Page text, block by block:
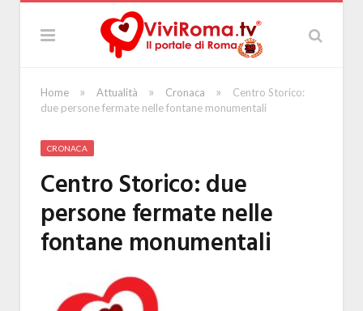
Home » Attualità » Cronaca »
Centro Storico:
due persone fermate nelle fontane monumentali
CRONACA
Centro Storico: due
persone fermate nelle
fontane monumentali